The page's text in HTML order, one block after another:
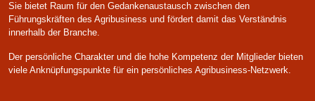
Sie bietet Raum für den Gedankenaustausch zwischen den
Führungskräften des Agribusiness und fördert damit das Verständnis
innerhalb der Branche.
Der persönliche Charakter und die hohe Kompetenz der Mitglieder bieten
viele Anknüpfungspunkte für ein persönliches Agribusiness-Netzwerk.